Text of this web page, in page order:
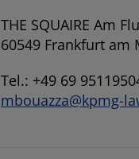
THE SQUAIRE Am
60549 Frankfurt am
Tel.: +49 69
mbouazza@kpmg-